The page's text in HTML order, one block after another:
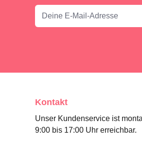
Kontakt
Unser Kundenservice ist
9:00 bis 17:00 Uhr erreichbar.